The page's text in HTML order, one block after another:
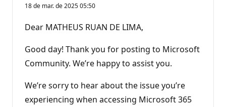
18 de mar. de 2025 05:50
Dear MATHEUS RUAN DE LIMA,
Good day! Thank you for posting to Microsoft
Community. We’re happy to assist you.
We’re sorry to hear about the issue you’re
experiencing when accessing Microsoft 365